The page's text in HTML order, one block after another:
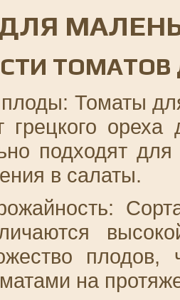
Томаты
грецкого ореха
подходят для
в салаты.
плодов,
на